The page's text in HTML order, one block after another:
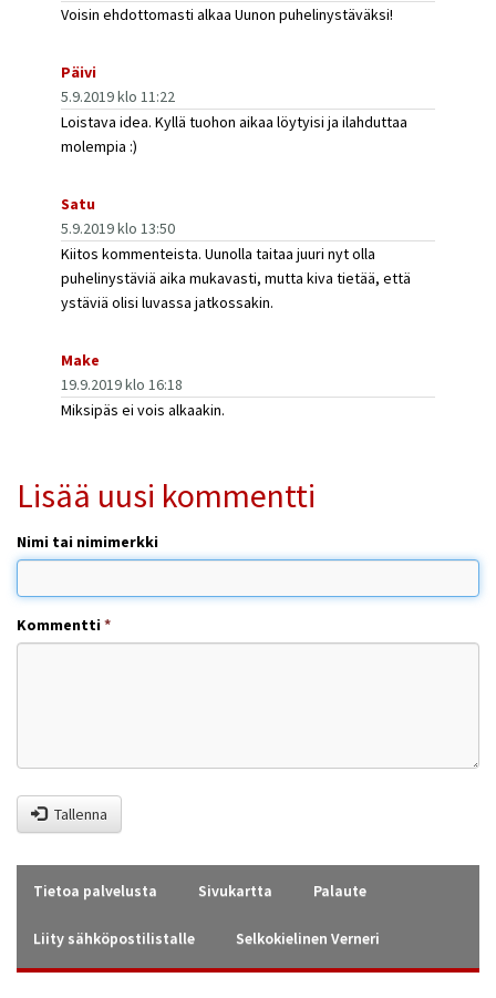
Voisin ehdottomasti alkaa Uunon puhelinystäväksi!
Päivi
5.9.2019 klo 11:22
Loistava idea. Kyllä tuohon aikaa löytyisi ja ilahduttaa
molempia :)
Satu
5.9.2019 klo 13:50
Kiitos kommenteista. Uunolla taitaa juuri nyt olla
puhelinystäviä aika mukavasti, mutta kiva tietää, että
ystäviä olisi luvassa jatkossakin.
Make
19.9.2019 klo 16:18
Miksipäs ei vois alkaakin.
Lisää uusi kommentti
Nimi tai nimimerkki
Kommentti*
Tallenna
Tietoa palvelusta Sivukartta Palaute
Liity sähköpostilistalle Selkokielinen Verneri